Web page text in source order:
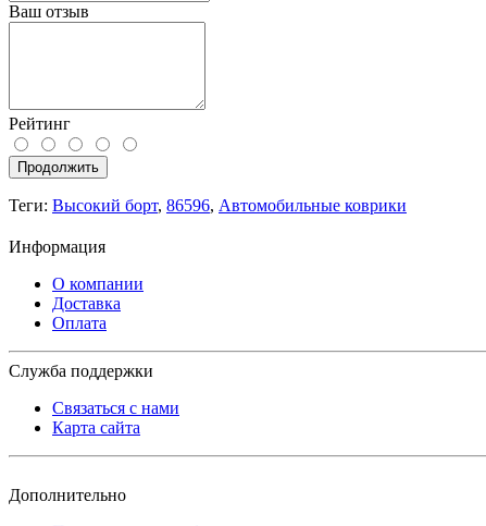
Ваш отзыв
Рейтинг
Продолжить
Теги: Высокий борт, 86596, Автомобильные коврики
Информация
О компании
Доставка
Оплата
Служба поддержки
Связаться с нами
Карта сайта
Дополнительно